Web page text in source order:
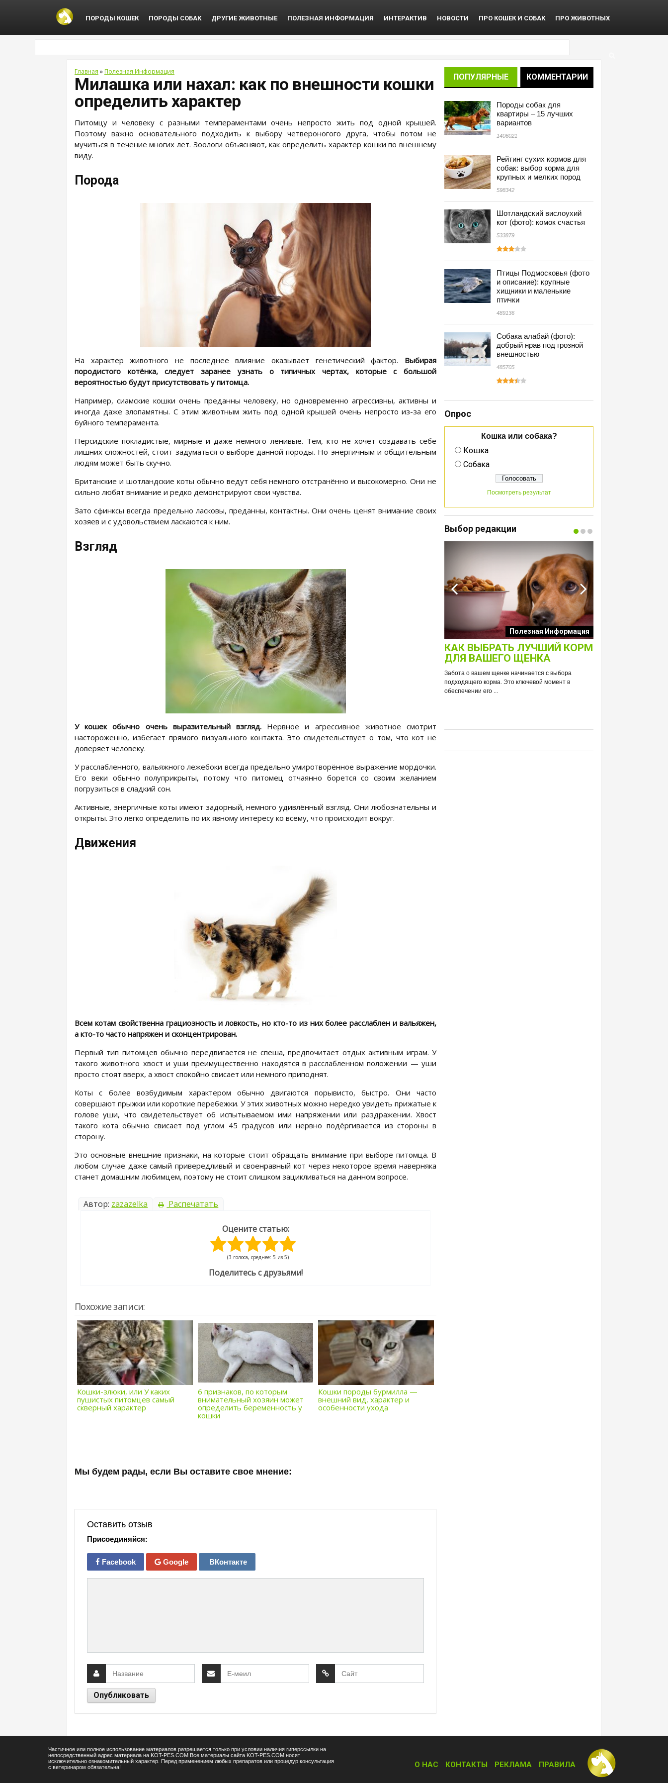
ПОРОДЫ КОШЕК ПОРОДЫ СОБАК ДРУГИЕ ЖИВОТНЫЕ ПОЛЕЗНАЯ ИНФОРМАЦИЯ ИНТЕРАКТИВ НОВОСТИ ПРО КОШЕК И СОБАК ПРО ЖИВОТНЫХ
Главная »Полезная Информация
Милашка или нахал: как по внешности кошки
определить характер
Питомцу и человеку с разными темпераментами очень непросто жить под одной крышей.
Поэтому важно основательного подходить к выбору четвероногого друга, чтобы потом не
мучиться в течение многих лет. Зоологи объясняют, как определить характер кошки по внешнему
виду.
Порода
На характер животного не последнее влияние оказывает генетический фактор. Выбирая
породистого котёнка, следует заранее узнать о типичных чертах, которые с большой
вероятностью будут присутствовать у питомца.
Например, сиамские кошки очень преданны человеку, но одновременно агрессивны, активны и
иногда даже злопамятны. С этим животным жить под одной крышей очень непросто из-за его
буйного темперамента.
Персидские покладистые, мирные и даже немного ленивые. Тем, кто не хочет создавать себе
лишних сложностей, стоит задуматься о выборе данной породы. Но энергичным и общительным
людям может быть скучно.
Британские и шотландские коты обычно ведут себя немного отстранённо и высокомерно. Они не
сильно любят внимание и редко демонстрируют свои чувства.
Зато сфинксы всегда предельно ласковы, преданны, контактны. Они очень ценят внимание своих
хозяев и с удовольствием ласкаются к ним.
Взгляд
У кошек обычно очень выразительный взгляд. Нервное и агрессивное животное смотрит
настороженно, избегает прямого визуального контакта. Это свидетельствует о том, что кот не
доверяет человеку.
У расслабленного, вальяжного лежебоки всегда предельно умиротворённое выражение мордочки.
Его веки обычно полуприкрыты, потому что питомец отчаянно борется со своим желанием
погрузиться в сладкий сон.
Активные, энергичные коты имеют задорный, немного удивлённый взгляд. Они любознательны и
открыты. Это легко определить по их явному интересу ко всему, что происходит вокруг.
Движения
Всем котам свойственна грациозность и ловкость, но кто-то из них более расслаблен и вальяжен,
а кто-то часто напряжен и сконцентрирован.
Первый тип питомцев обычно передвигается не спеша, предпочитает отдых активным играм. У
такого животного хвост и уши преимущественно находятся в расслабленном положении — уши
просто стоят вверх, а хвост спокойно свисает или немного приподнят.
Коты с более возбудимым характером обычно двигаются порывисто, быстро. Они часто
совершают прыжки или короткие перебежки. У этих животных можно нередко увидеть прижатые к
голове уши, что свидетельствует об испытываемом ими напряжении или раздражении. Хвост
такого кота обычно свисает под углом 45 градусов или нервно подёргивается из стороны в
сторону.
Это основные внешние признаки, на которые стоит обращать внимание при выборе питомца. В
любом случае даже самый привередливый и своенравный кот через некоторое время наверняка
станет домашним любимцем, поэтому не стоит слишком зацикливаться на данном вопросе.
Автор: zazazelka Распечатать
Оцените статью:
(3 голоса, среднее: 5 из 5)
Поделитесь с друзьями!
Похожие записи:
Кошки-злюки, или У каких
пушистых питомцев самый
скверный характер
6 признаков, по которым
внимательный хозяин может
определить беременность у
кошки
Кошки породы бурмилла —
внешний вид, характер и
особенности ухода
Мы будем рады, если Вы оставите свое мнение:
Оставить отзыв
Присоединяйся:
Facebook Google ВКонтакте
ПОПУЛЯРНЫЕ КОММЕНТАРИИ
Породы собак для
квартиры – 15 лучших
вариантов
1406021
Рейтинг сухих кормов для
собак: выбор корма для
крупных и мелких пород
598342
Шотландский вислоухий
кот (фото): комок счастья
533879
Птицы Подмосковья (фото
и описание): крупные
хищники и маленькие
птички
489136
Собака алабай (фото):
добрый нрав под грозной
внешностью
485705
Опрос
Кошка или собака?
Кошка
Собака
Посмотреть результат
Выбор редакции
Интересные подборки про кошек и
собак
ОБЗОР ПОЛНОРАЦИОННОГО
КОРМА ДЛЯ СОБАК NUTRO:
ИЗУЧАЕМ СОСТАВ НОВОГО
ПРЕМИУМ-БРЕНДА
Основа здоровья и долголетия собаки – правильное
и сбалансированное питание. Главная задача ...
Полезная Информация
КАК ВЫБРАТЬ ЛУЧШИЙ КОРМ
ДЛЯ ВАШЕГО ЩЕНКА
Забота о вашем щенке начинается с выбора
подходящего корма. Это ключевой момент в
обеспечении его ...
Частичное или полное использование материалов разрешается только при условии наличия гиперссылки на
непосредственный адрес материала на KOT-PES.COM Все материалы сайта KOT-PES.COM носят
исключительно ознакомительный характер. Перед применением любых препаратов или процедур консультация
с ветеринаром обязательна!
О НАС КОНТАКТЫ РЕКЛАМА ПРАВИЛА